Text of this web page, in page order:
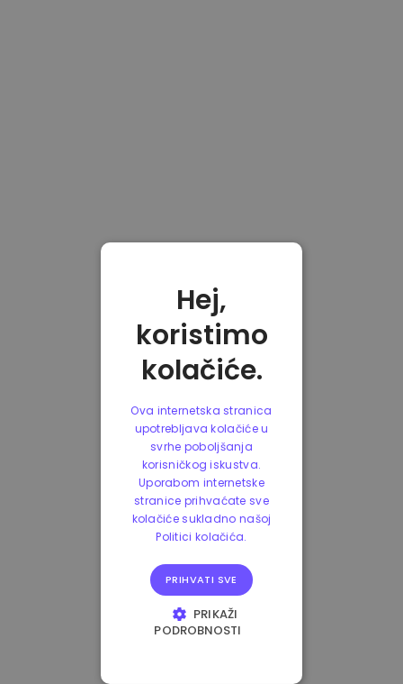
Hej,
koristimo
kolačiće.
Ova internetska stranica
upotrebljava kolačiće u
svrhe poboljšanja
korisničkog iskustva.
Uporabom internetske
stranice prihvaćate sve
kolačiće sukladno našoj
Politici kolačića.
PRIHVATI SVE
PRIKAŽI
PODROBNOSTI